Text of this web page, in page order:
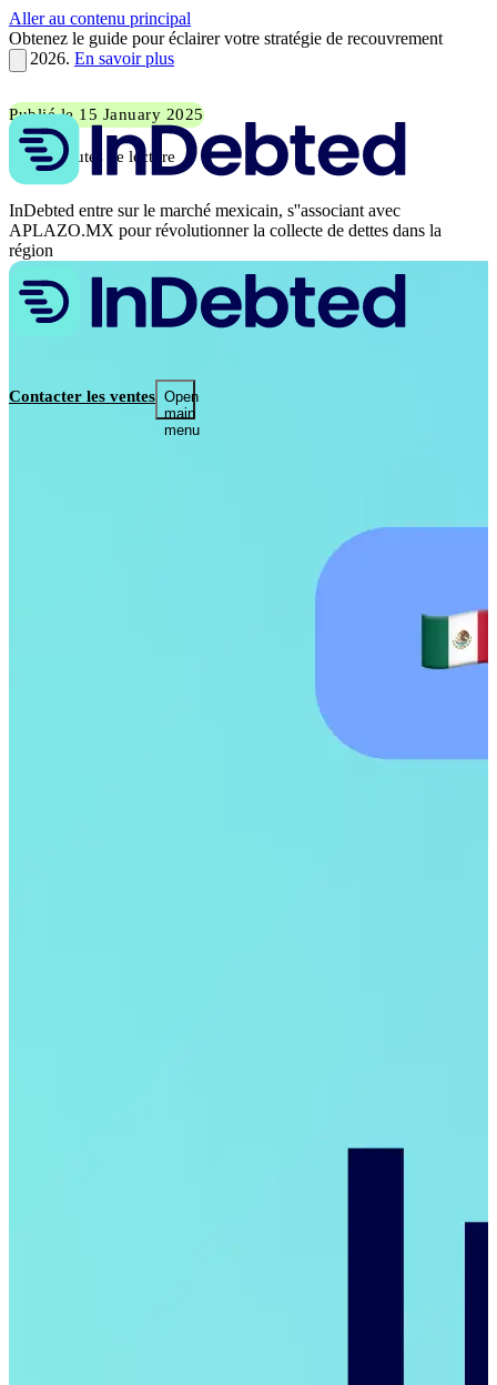
Aller au contenu principal
Obtenez le guide pour éclairer votre stratégie de recouvrement
en 2026. En savoir plus
Contacter les ventes Open
main
menu
Publié le 15 January 2025
4 minutes de lecture
InDebted entre sur le marché mexicain, s''associant avec
APLAZO.MX pour révolutionner la collecte de dettes dans la
région